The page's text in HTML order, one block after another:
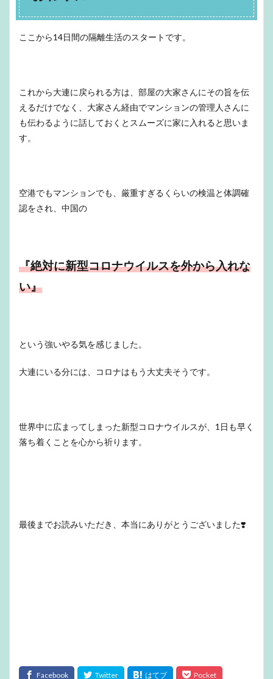
ここから14日間の隔離生活のスタートです。
これから大連に戻られる方は、部屋の大家さんにその旨を伝
えるだけでなく、大家さん経由でマンションの管理人さんに
も伝わるように話しておくとスムーズに家に入れると思いま
す。
空港でもマンションでも、厳重すぎるくらいの検温と体調確
認をされ、中国の
『絶対に新型コロナウイルスを外から入れな
い』
という強いやる気を感じました。
大連にいる分には、コロナはもう大丈夫そうです。
世界中に広まってしまった新型コロナウイルスが、1日も早く
落ち着くことを心から祈ります。
最後までお読みいただき、本当にありがとうございました❣️